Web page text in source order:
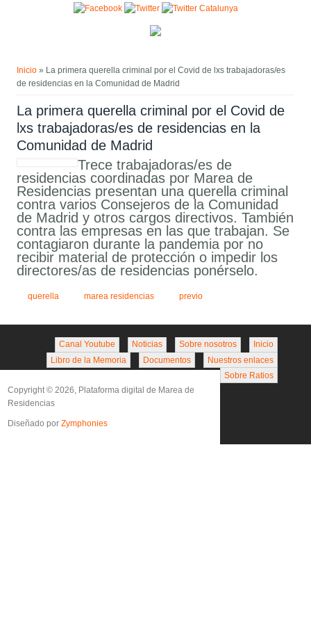
Pasar al contenido principal
Inicio » La primera querella criminal por el Covid de lxs trabajadoras/es
de residencias en la Comunidad de Madrid
La primera querella criminal por el Covid de
lxs trabajadoras/es de residencias en la
Comunidad de Madrid
Trece trabajadoras/es de
residencias coordinadas por Marea de
Residencias presentan una querella criminal
contra varios Consejeros de la Comunidad
de Madrid y otros cargos directivos. También
contra las empresas en las que trabajan. Se
contagiaron durante la pandemia por no
recibir material de protección o impedir los
directores/as de residencias ponérselo.
querella marea residencias previo
Inicio
Sobre nosotros
Noticias
Canal Youtube
Nuestros enlaces
Documentos
Libro de la Memoria
Sobre Ratios
Copyright © 2026, Plataforma digital de Marea de
Residencias
Diseñado porZymphonies